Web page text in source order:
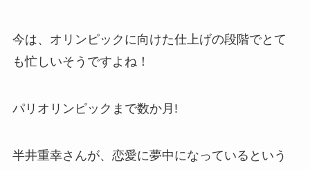
今は、オリンピックに向けた仕上げの段階でとて
も忙しいそうですよね！
パリオリンピックまで数か月!
半井重幸さんが、恋愛に夢中になっているという